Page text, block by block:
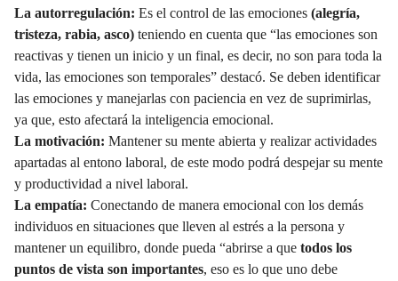
La autorregulación: Es el control de las emociones (alegría,
tristeza, rabia, asco) teniendo en cuenta que “las emociones son
reactivas y tienen un inicio y un final, es decir, no son para toda la
vida, las emociones son temporales” destacó. Se deben identificar
las emociones y manejarlas con paciencia en vez de suprimirlas,
ya que, esto afectará la inteligencia emocional.
La motivación: Mantener su mente abierta y realizar actividades
apartadas al entono laboral, de este modo podrá despejar su mente
y productividad a nivel laboral.
La empatía: Conectando de manera emocional con los demás
individuos en situaciones que lleven al estrés a la persona y
mantener un equilibro, donde pueda “abrirse a que todos los
puntos de vista son importantes, eso es lo que uno debe